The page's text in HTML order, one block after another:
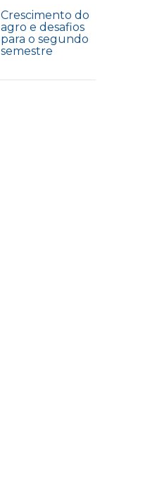
Crescimento do
agro e desafios
para o segundo
semestre